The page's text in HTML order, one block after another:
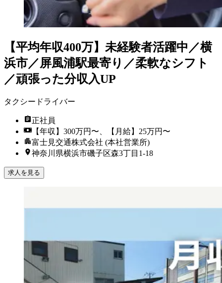
【平均年収400万】未経験者活躍中／横
浜市／屏風浦駅最寄り／柔軟なシフト
／頑張った分収入UP
タクシードライバー
正社員
【年収】300万円〜、【月給】25万円〜
富士見交通株式会社 (本社営業所)
神奈川県横浜市磯子区森3丁目1-18
求人を見る